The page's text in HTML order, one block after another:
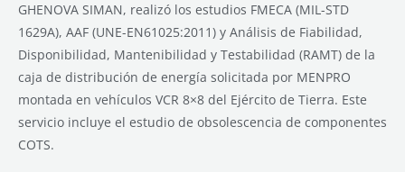
GHENOVA SIMAN, realizó los estudios FMECA (MIL-STD
1629A), AAF (UNE-EN61025:2011) y Análisis de Fiabilidad,
Disponibilidad, Mantenibilidad y Testabilidad (RAMT) de la
caja de distribución de energía solicitada por MENPRO
montada en vehículos VCR 8×8 del Ejército de Tierra. Este
servicio incluye el estudio de obsolescencia de componentes
COTS.